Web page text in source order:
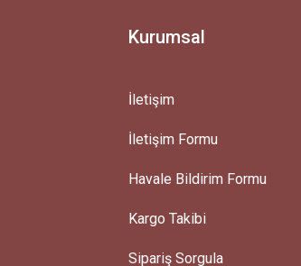
Gönder
Kurumsal
İletişim
İletişim Formu
Havale Bildirim Formu
Kargo Takibi
Sipariş Sorgula